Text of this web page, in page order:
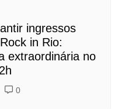
ingressos
in Rio:
extraordinária no
0